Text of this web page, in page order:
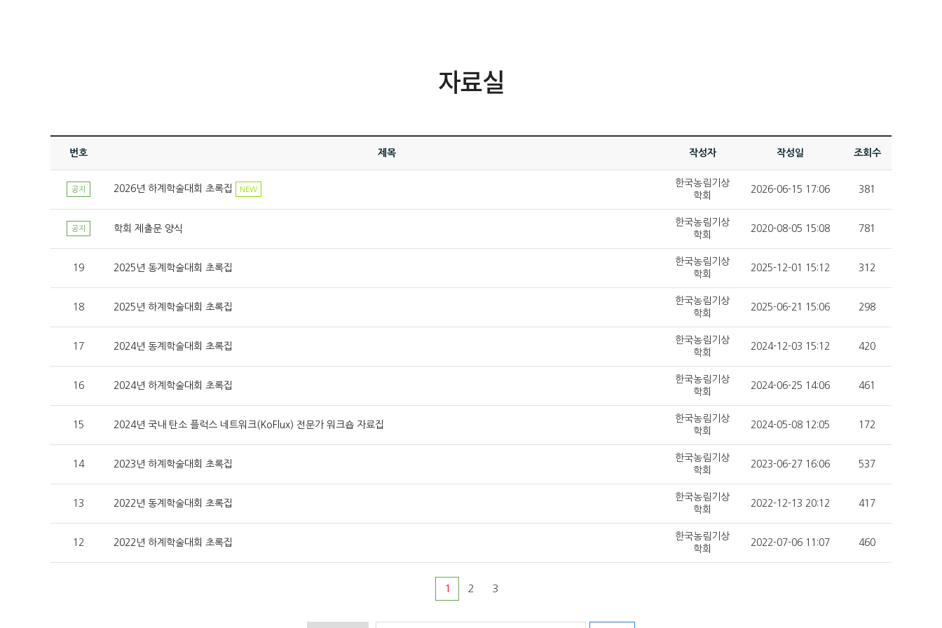
자료실
번호 제목 작성자 작성일 조회수
공지 2026년 하계학술대회 초록집 NEW
한국농림기상
학회
2026-06-15 17:06 381
공지 학회 제출문 양식
한국농림기상
학회
2020-08-05 15:08 781
19 2025년 동계학술대회 초록집
한국농림기상
학회
2025-12-01 15:12 312
18 2025년 하계학술대회 초록집
한국농림기상
학회
2025-06-21 15:06 298
17 2024년 동계학술대회 초록집
한국농림기상
학회
2024-12-03 15:12 420
16 2024년 하계학술대회 초록집
한국농림기상
학회
2024-06-25 14:06 461
15 2024년 국내 탄소 플럭스 네트워크(KoFlux) 전문가 워크숍 자료집
한국농림기상
학회
2024-05-08 12:05 172
14 2023년 하계학술대회 초록집
한국농림기상
학회
2023-06-27 16:06 537
13 2022년 동계학술대회 초록집
한국농림기상
학회
2022-12-13 20:12 417
12 2022년 하계학술대회 초록집
한국농림기상
학회
2022-07-06 11:07 460
1 2 3